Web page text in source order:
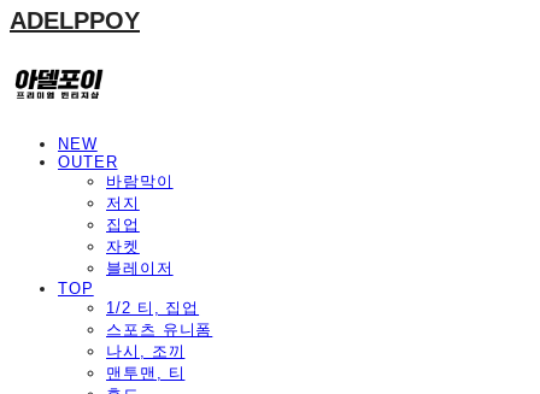
ADELPPOY
NEW
OUTER
바람막이
저지
집업
자켓
블레이저
TOP
1/2 티, 집업
스포츠 유니폼
나시, 조끼
맨투맨, 티